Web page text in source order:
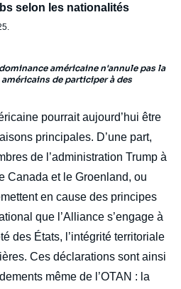
selon les nationalités
américaine n'annule pas la
de participer à des
pourrait aujourd’hui être
principales. D’une part,
de l’administration Trump à
Canada et le Groenland, ou
en cause des principes
que l’Alliance s’engage à
des États, l’intégrité territoriale
Ces déclarations sont ainsi
même de l’OTAN : la